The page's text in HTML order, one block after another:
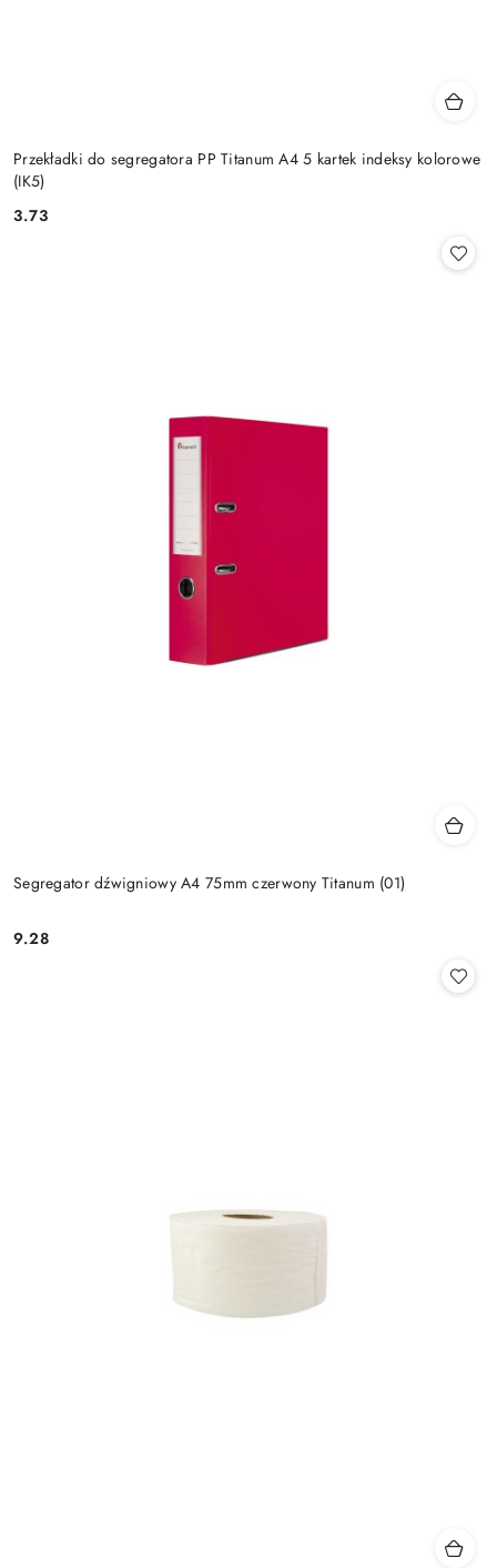
Przekładki do segregatora PP Titanum A4 5 kartek indeksy kolorowe
(IK5)
Cena:
3.73
Segregator dźwigniowy A4 75mm czerwony Titanum (01)
Cena:
9.28